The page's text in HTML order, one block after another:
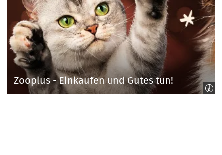
Zooplus - Einkaufen und Gutes tun!